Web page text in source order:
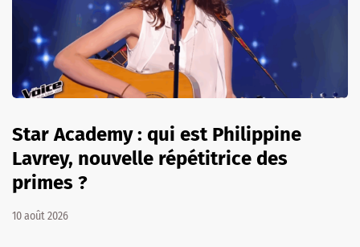
Star Academy : qui est Philippine
Lavrey, nouvelle répétitrice des
primes ?
10 août 2026